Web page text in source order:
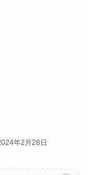
年2月28日